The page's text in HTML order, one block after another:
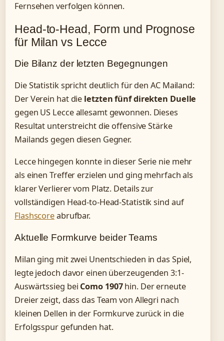
Fernsehen verfolgen können.
Head-to-Head, Form und Prognose
für Milan vs Lecce
Die Bilanz der letzten Begegnungen
Die Statistik spricht deutlich für den AC Mailand:
Der Verein hat die letzten fünf direkten Duelle
gegen US Lecce allesamt gewonnen. Dieses
Resultat unterstreicht die offensive Stärke
Mailands gegen diesen Gegner.
Lecce hingegen konnte in dieser Serie nie mehr
als einen Treffer erzielen und ging mehrfach als
klarer Verlierer vom Platz. Details zur
vollständigen Head-to-Head-Statistik sind auf
Flashscoreabrufbar.
Aktuelle Formkurve beider Teams
Milan ging mit zwei Unentschieden in das Spiel,
legte jedoch davor einen überzeugenden 3:1-
Auswärtssieg bei Como 1907hin. Der erneute
Dreier zeigt, dass das Team von Allegri nach
kleinen Dellen in der Formkurve zurück in die
Erfolgsspur gefunden hat.